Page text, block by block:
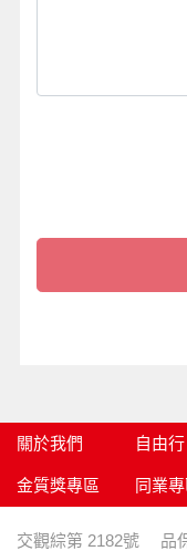
關於我們 自由行
金質獎專區 同業
交觀綜第 2182號 品